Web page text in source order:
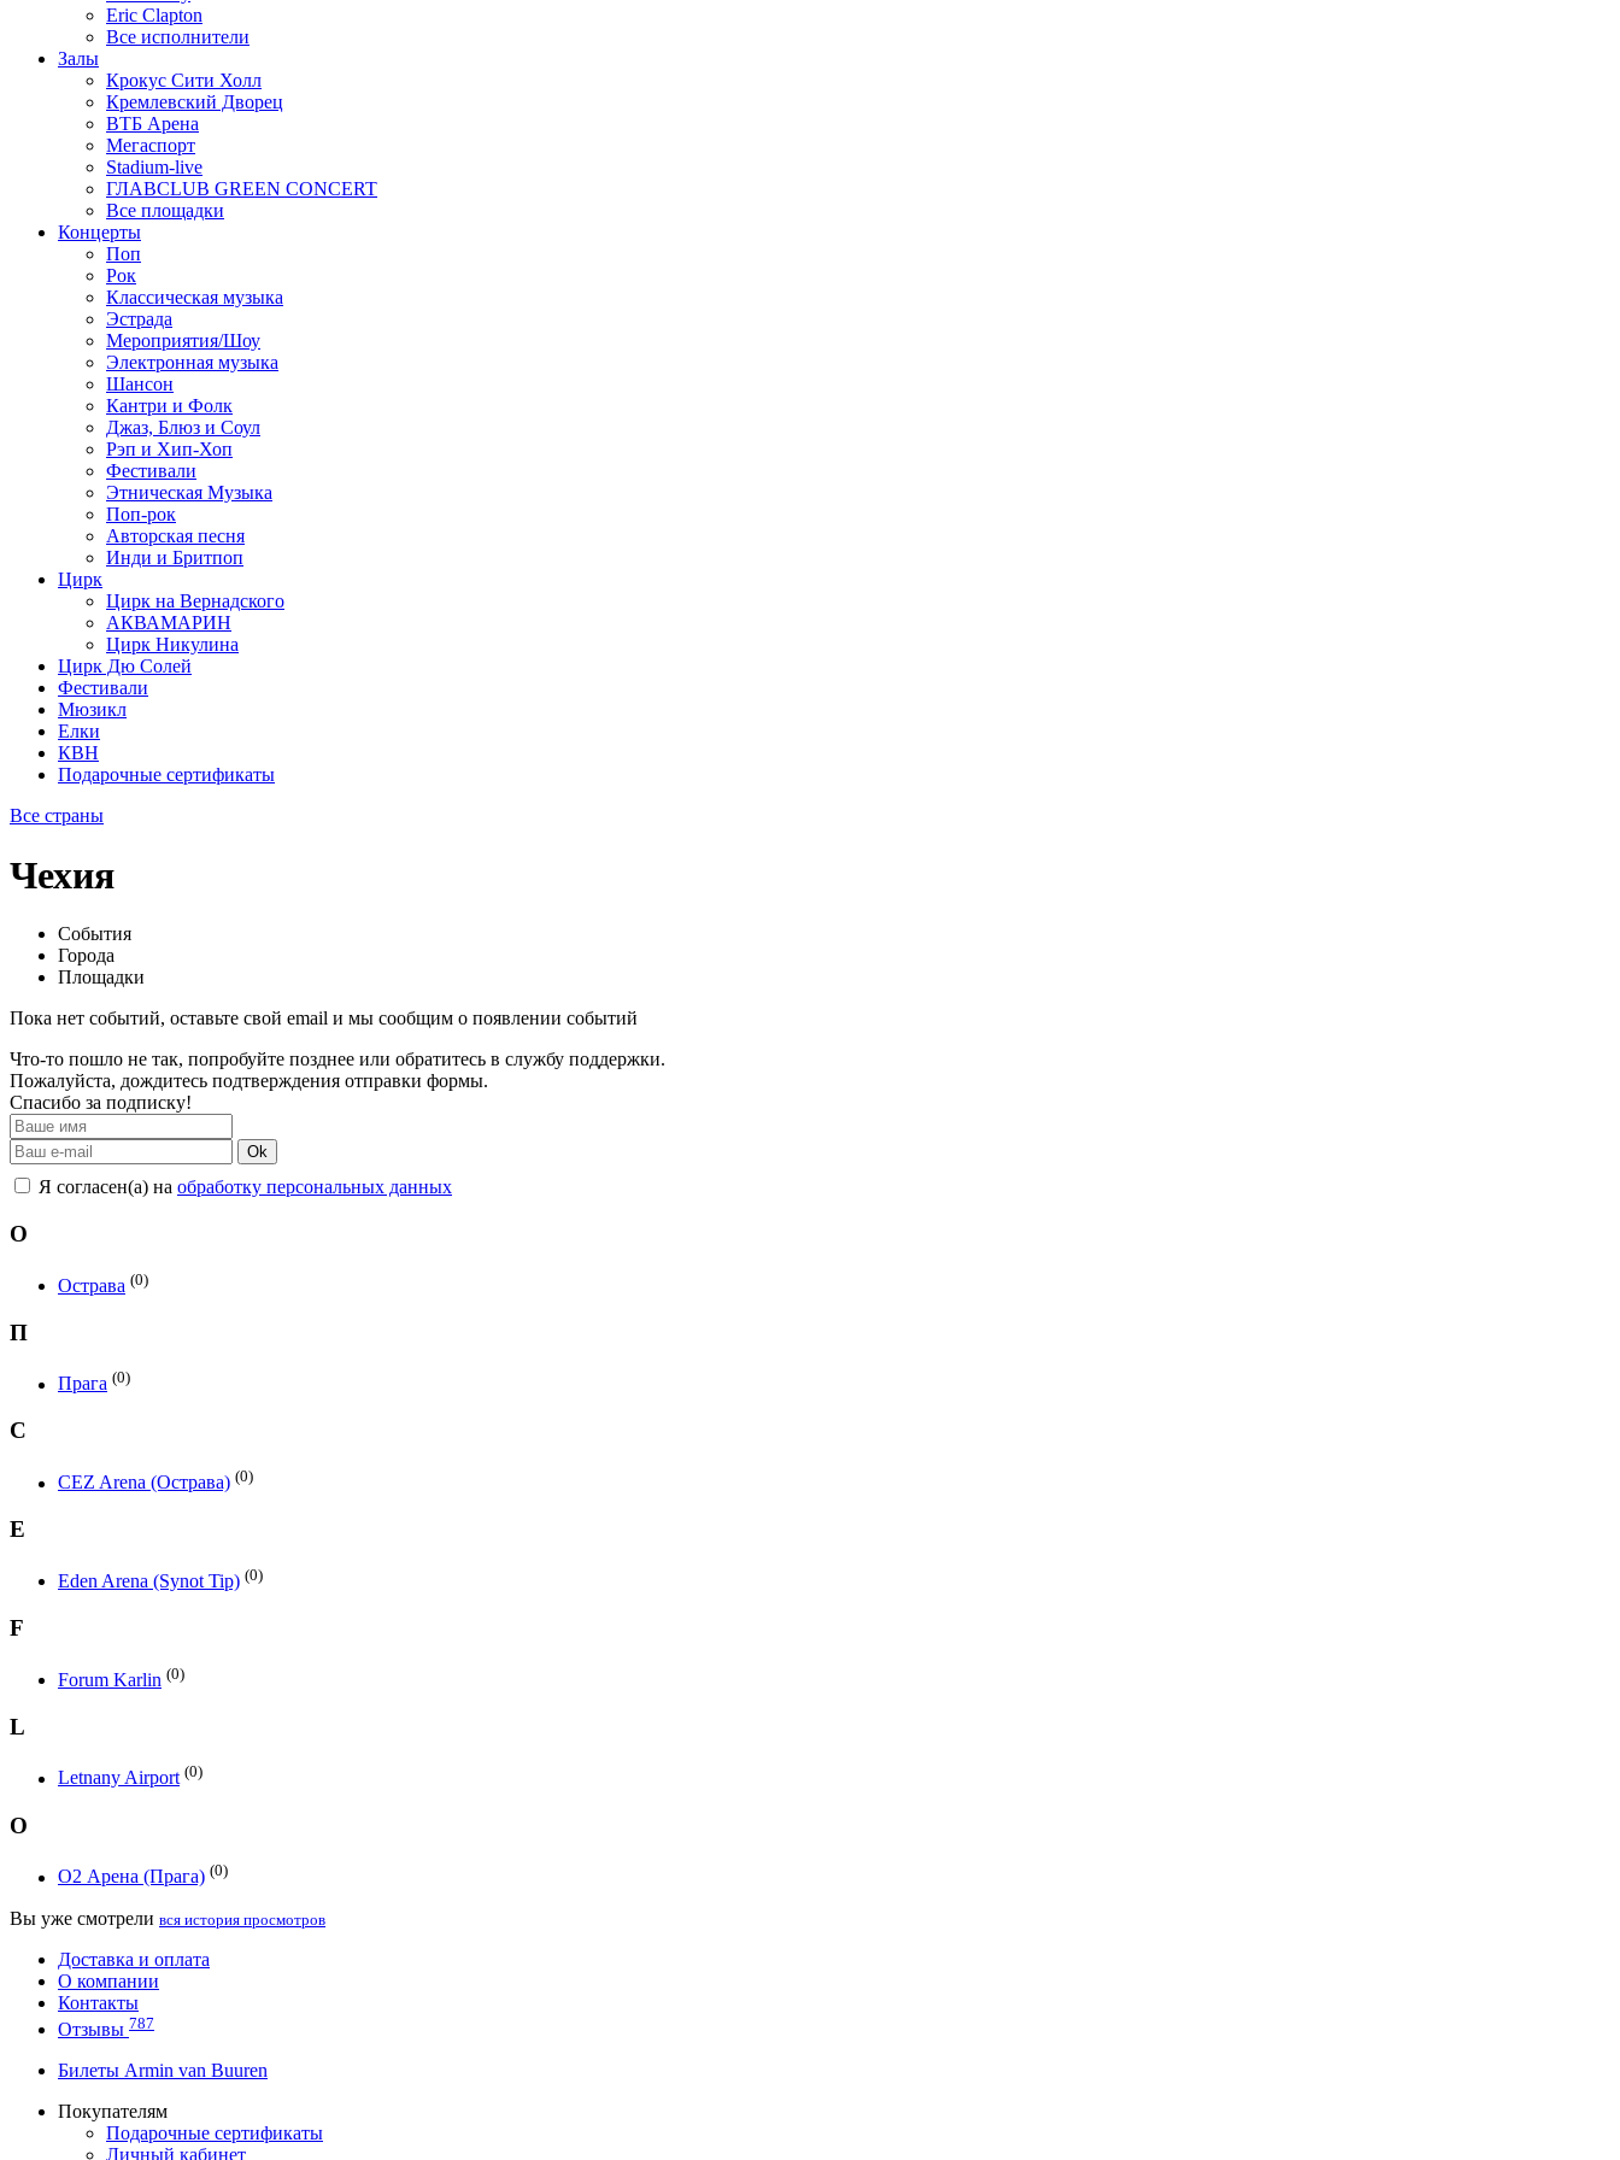
Eric Clapton
Все исполнители
Залы
Крокус Сити Холл
Кремлевский Дворец
ВТБ Арена
Мегаспорт
Stadium-live
ГЛАВCLUB GREEN CONCERT
Все площадки
Концерты
Поп
Рок
Классическая музыка
Эстрада
Мероприятия/Шоу
Электронная музыка
Шансон
Кантри и Фолк
Джаз, Блюз и Соул
Рэп и Хип-Хоп
Фестивали
Этническая Музыка
Поп-рок
Авторская песня
Инди и Бритпоп
Цирк
Цирк на Вернадского
АКВАМАРИН
Цирк Никулина
Цирк Дю Солей
Фестивали
Мюзикл
Елки
КВН
Подарочные сертификаты
Все страны
Чехия
События
Города
Площадки
Пока нет событий, оставьте свой email и мы сообщим о появлении событий
Что-то пошло не так, попробуйте позднее или обратитесь в службу поддержки.
Пожалуйста, дождитесь подтверждения отправки формы.
Спасибо за подписку!
Ok
Я согласен(а) на обработку персональных данных
О
Острава (0)
П
Прага (0)
C
CEZ Arena (Острава) (0)
E
Eden Arena (Synot Tip) (0)
F
Forum Karlin (0)
L
Letnany Airport (0)
O
O2 Арена (Прага) (0)
Вы уже смотрели вся история просмотров
Доставка и оплата
О компании
Контакты
Отзывы 787
Билеты Armin van Buuren
Покупателям
Подарочные сертификаты
Личный кабинет